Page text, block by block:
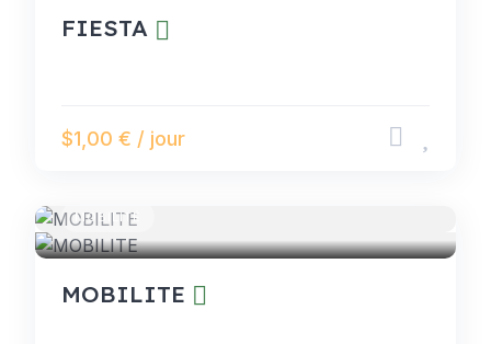
FIESTA
$1,00 € / jour
MOBILITÉ
MOBILITE